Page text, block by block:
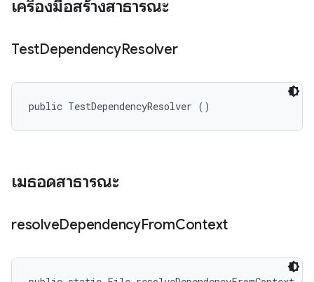
เครื่องมือสร้างสาธารณะ
TestDependencyResolver
public TestDependencyResolver ()
เมธอดสาธารณะ
resolveDependencyFromContext